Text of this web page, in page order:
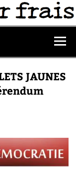
JAUNES